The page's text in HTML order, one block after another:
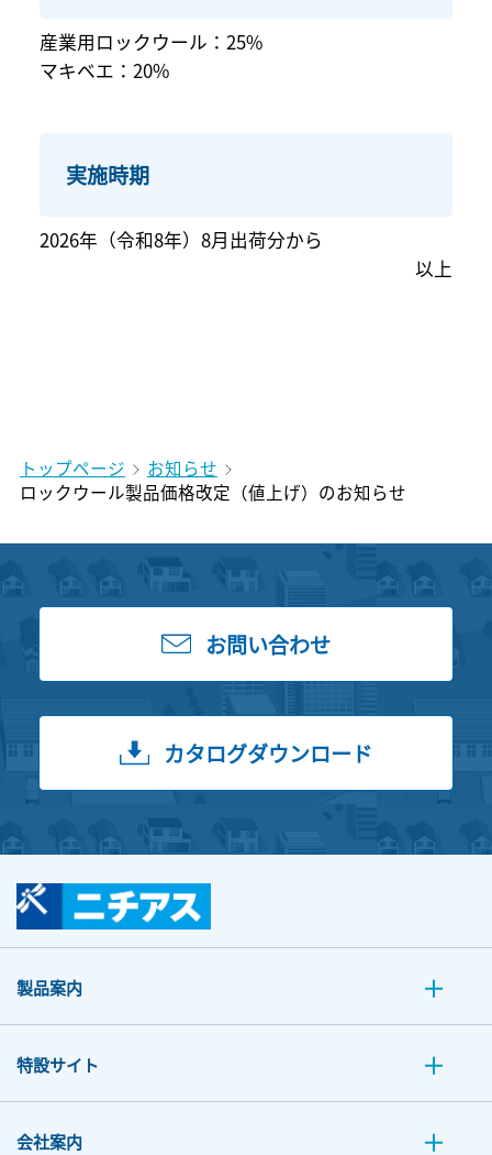
産業用ロックウール：25%
マキベエ：20%
実施時期
2026年（令和8年）8月出荷分から
以上
トップページ
お知らせ
ロックウール製品価格改定（値上げ）のお知らせ
お問い合わせ
カタログダウンロード
製品案内
特設サイト
会社案内